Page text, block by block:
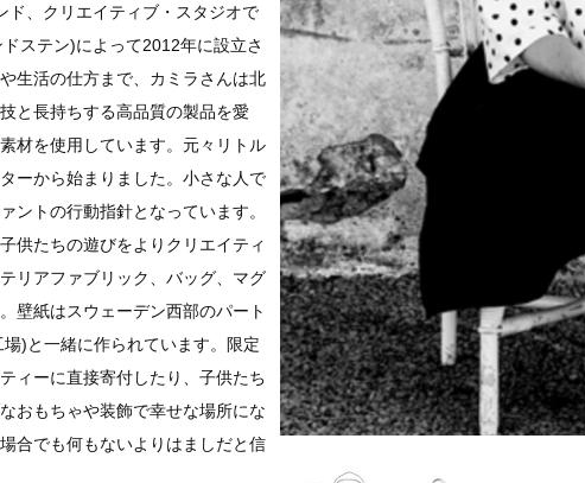
、クリエイティブ・スタジオで
ステン)によって2012年に設立さ
生活の仕方まで、カミラさんは北
と長持ちする高品質の製品を愛
材を使用しています。元々リトル
ーから始まりました。小さな人で
ントの行動指針となっています。
供たちの遊びをよりクリエイティ
リアファブリック、バッグ、マグ
壁紙はスウェーデン西部のパート
)と一緒に作られています。限定
ィーに直接寄付したり、子供たち
おもちゃや装飾で幸せな場所にな
合でも何もないよりはましだと信